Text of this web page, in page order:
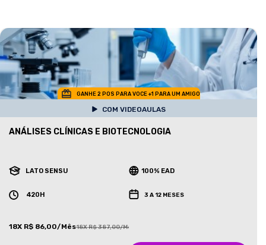
GANHE 2 POS PARA VOCE +1 PARA UM AMIGO
COM VIDEOAULAS
ANÁLISES CLÍNICAS E BIOTECNOLOGIA
LATO SENSU 100% EAD
420H 3 A 12 MESES
18X R$ 86,00/Mês18X R$ 387,00/Mês